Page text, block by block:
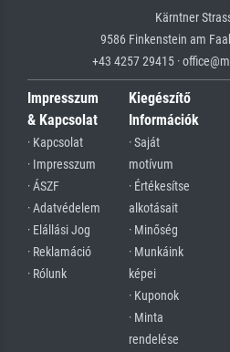
Kärntner
9586 Finkenstein am
+43 4257 29415 ·
Impresszum
& Kapcsolat
· Kapcsolat
· Impresszum
· ÁSZF
· Adatvédelem
· Elállási Jog
· Reklamáció
· Rólunk
Kiegészítő
Információk
· Saját
motívum
· Értékesítse
alkotásait
· Minőség
· Munkáink
képei
· Kuponok
· Minta
rendelése